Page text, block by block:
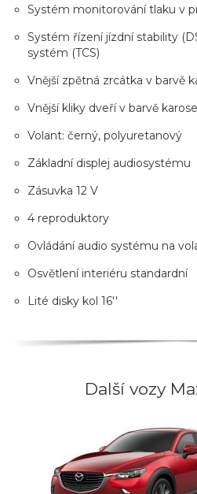
Systém monitorování tlaku v
Systém řízení jízdní stability
systém (TCS)
Vnější zpětná zrcátka v barvě
Vnější kliky dveří v barvě
Volant: černý, polyuretanový
Základní displej audiosystému
Zásuvka 12 V
4 reproduktory
Ovládání audio systému na
Osvětlení interiéru standardní
Lité disky kol 16''
Další vozy